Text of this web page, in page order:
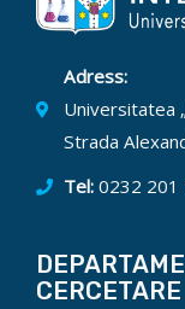
Adress:
Universitatea
Strada
Tel:0232 201
CERCETARE